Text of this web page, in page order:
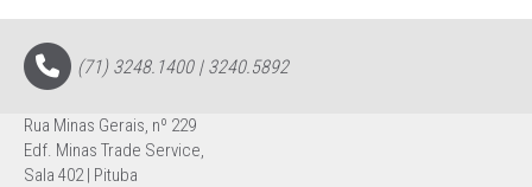
(71) 3248.1400 | 3240.5892
Rua Minas Gerais, nº 229
Edf. Minas Trade Service,
Sala 402 | Pituba